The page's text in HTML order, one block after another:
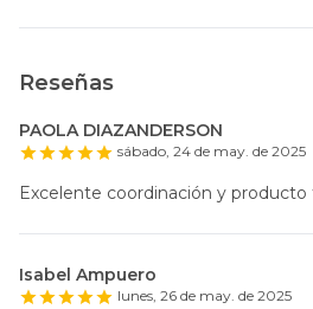
Reseñas
PAOLA DIAZANDERSON
sábado, 24 de may. de 2025
Excelente coordinación y producto
Isabel Ampuero
lunes, 26 de may. de 2025